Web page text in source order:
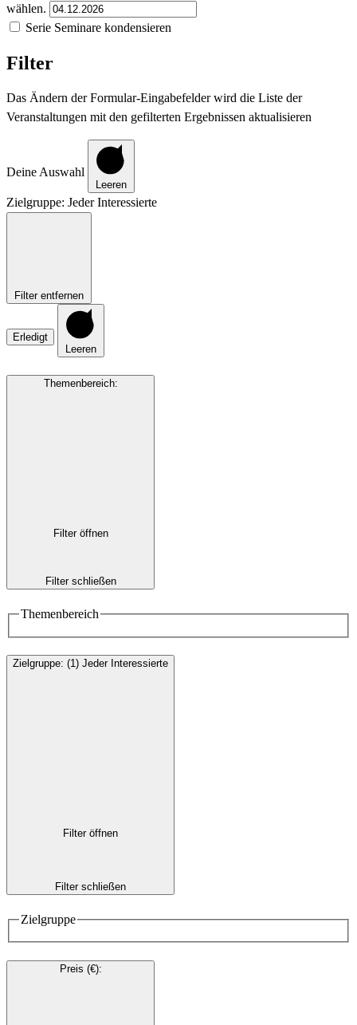
wählen.
Serie Seminare kondensieren
Filter
Das Ändern der Formular-Eingabefelder wird die Liste der
Veranstaltungen mit den gefilterten Ergebnissen aktualisieren
Deine Auswahl
Leeren
Zielgruppe: Jeder Interessierte
Filter entfernen
Erledigt
Leeren
Themenbereich:
Filter öffnen
Filter schließen
Themenbereich
Zielgruppe: (1) Jeder Interessierte
Filter öffnen
Filter schließen
Zielgruppe
Preis (€):